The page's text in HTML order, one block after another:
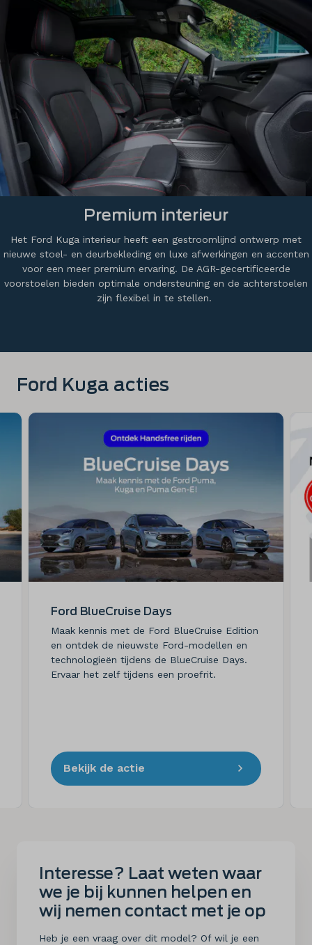
Premium interieur
Het Ford Kuga interieur heeft een gestroomlijnd ontwerp met
nieuwe stoel- en deurbekleding en luxe afwerkingen en accenten
voor een meer premium ervaring. De AGR-gecertificeerde
voorstoelen bieden optimale ondersteuning en de achterstoelen
zijn flexibel in te stellen.
Ford Kuga acties
Ford BlueCruise Days
Maak kennis met de Ford BlueCruise Edition
en ontdek de nieuwste Ford-modellen en
technologieën tijdens de BlueCruise Days.
Ervaar het zelf tijdens een proefrit.
Bekijk de actie
Interesse? Laat weten waar
we je bij kunnen helpen en
wij nemen contact met je op
Heb je een vraag over dit model? Of wil je een